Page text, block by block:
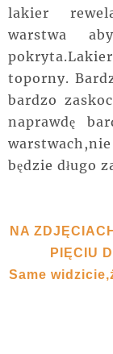
lakier
warstwa
toporny.
bardzo
naprawdę
będzie długo
NA
PIĘCIU
Same